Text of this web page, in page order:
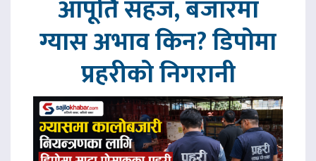
आपूर्ति सहज, बजारमा
ग्यास अभाव किन? डिपोमा
प्रहरीको निगरानी